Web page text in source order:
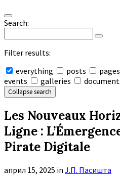
Search:
Filter results:
everything
posts pages
events
galleries
Collapse search
Les Nouveaux
Ligne :
Pirate Digitale
април 15, 2025 in Ј.П. Пасишта